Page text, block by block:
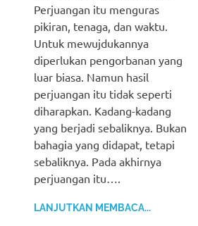
Perjuangan itu menguras
pikiran, tenaga, dan waktu.
Untuk mewujdukannya
diperlukan pengorbanan yang
luar biasa. Namun hasil
perjuangan itu tidak seperti
diharapkan. Kadang-kadang
yang berjadi sebaliknya. Bukan
bahagia yang didapat, tetapi
sebaliknya. Pada akhirnya
perjuangan itu….
LANJUTKAN MEMBACA...